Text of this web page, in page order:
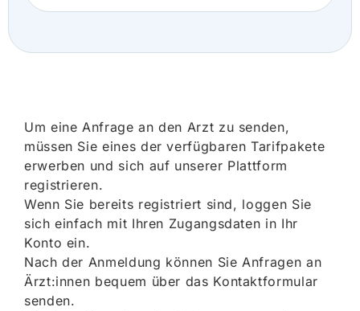
Um eine Anfrage an den Arzt zu senden,
müssen Sie eines der verfügbaren Tarifpakete
erwerben und sich auf unserer Plattform
registrieren.
Wenn Sie bereits registriert sind, loggen Sie
sich einfach mit Ihren Zugangsdaten in Ihr
Konto ein.
Nach der Anmeldung können Sie Anfragen an
Ärzt:innen bequem über das Kontaktformular
senden.